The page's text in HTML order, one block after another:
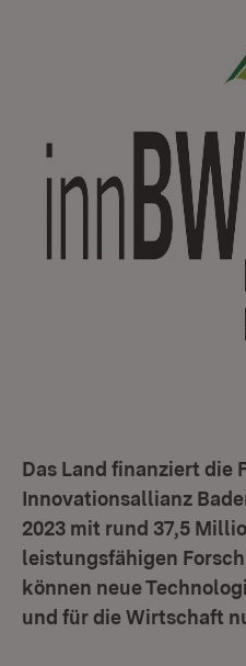
Das Land finanziert die
Innovationsallianz
2023 mit rund 37,5
leistungsfähigen
können neue
und für die Wirtschaft